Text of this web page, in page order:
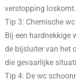
verstopping loskomt.
Tip 3: Chemische
Bij een hardnekkige
de bijsluiter van het
die gevaarlijke
Tip 4: De wc